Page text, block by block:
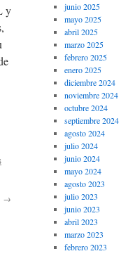
y
→
junio 2025
mayo 2025
abril 2025
marzo 2025
febrero 2025
enero 2025
diciembre 2024
noviembre 2024
octubre 2024
septiembre 2024
agosto 2024
julio 2024
junio 2024
mayo 2024
agosto 2023
julio 2023
junio 2023
abril 2023
marzo 2023
febrero 2023